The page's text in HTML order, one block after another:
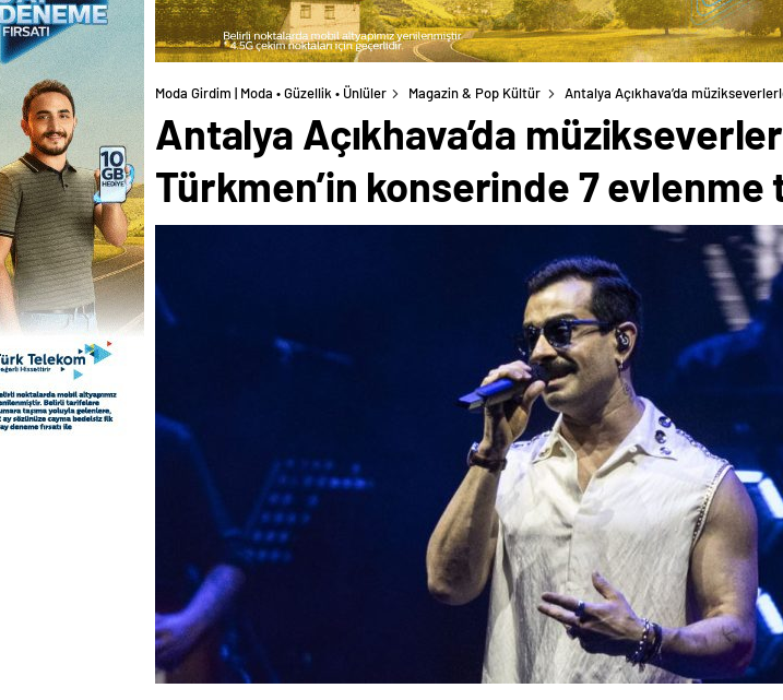
Moda Girdim | Moda • Güzellik • Ünlüler Magazin & Pop Kültür Antalya Açıkhava’da
Antalya Açıkhava’da
Türkmen’in konserinde 7 evlenme